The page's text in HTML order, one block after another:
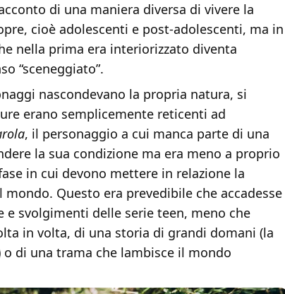
di una maniera diversa di vivere la
cioè adolescenti e post-adolescenti, ma in
nella prima era interiorizzato diventa
“sceneggiato”.
nascondevano la propria natura, si
erano semplicemente reticenti ad
, il personaggio a cui manca parte di una
la sua condizione ma era meno a proprio
in cui devono mettere in relazione la
Questo era prevedibile che accadesse
e svolgimenti delle serie teen, meno che
in volta, di una storia di grandi domani (la
di una trama che lambisce il mondo